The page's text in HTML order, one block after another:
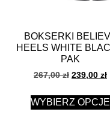
BOKSERKI
HEELS WHITE
PAK
267,00zł 239,00 zł
WYBIERZ OPCJE